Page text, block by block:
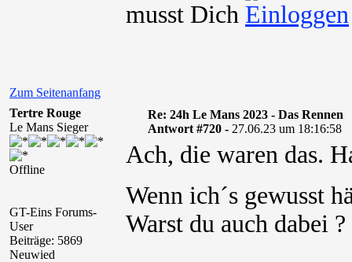
musst Dich
Zum Seitenanfang
Tertre Rouge
Le Mans Sieger
Offline
GT-Eins Forums-
User
Beiträge: 5869
Neuwied
Re: 24h Le Mans 2023 - Das Rennen
Antwort #720 - 27.06.23 um 18:16:58
Ach, die waren das.
Wenn ich´s gewusst
Warst du auch dabei ?